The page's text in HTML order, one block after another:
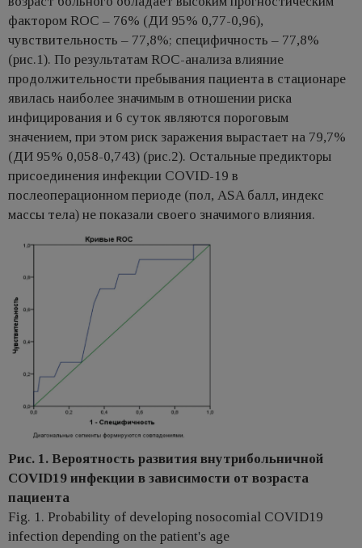
фактором ROC – 76% (ДИ 95% 0,77-0,96),
чувствительность – 77,8%; специфичность – 77,8%
(рис.1). По результатам ROC-анализа влияние
продолжительности пребывания пациента в стационаре
явилась наиболее значимым в отношении риска
инфицирования и 6 суток являются пороговым
значением, при этом риск заражения вырастает на 79,7%
(ДИ 95% 0,058-0,743) (рис.2). Остальные предикторы
присоединения инфекции COVID-19 в
послеоперационном периоде (пол, ASA балл, индекс
массы тела) не показали своего значимого влияния.
Рис. 1. Вероятность развития внутрибольничной
COVID19 инфекции в зависимости от возраста
пациента
Fig. 1. Probability of developing nosocomial COVID19
infection depending on the patient's age